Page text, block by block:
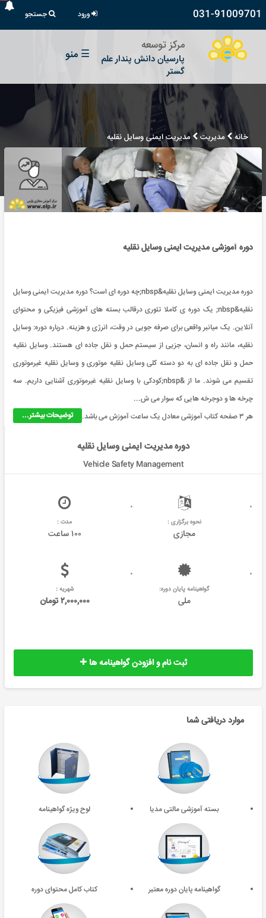
031-91009701 ورود جستجو
مرکز توسعه
پارسیان دانش پندار علم
گستر
☰ منو
خانه مدیریت مدیریت ایمنی وسایل نقلیه
دوره آموزشی مدیریت ایمنی وسایل نقلیه
دوره مدیریت ایمنی وسایل نقلیه&nbsp;چه دوره ای است؟ دوره مدیریت ایمنی وسایل
نقلیه&nbsp; یک دوره ی کاملا تئوری درقالب بسته های آموزشی فیزیکی و محتوای
آنلاین. یک میانبر واقعی برای صرفه جویی در وقت، انرژی و هزینه. درباره دوره: وسایل
نقلیه، مانند راه و انسان، جزیی از سیستم حمل و نقل جاده ای هستند. وسایل نقلیه
حمل و نقل جاده ای به دو دسته کلی وسایل نقلیه موتوری و وسایل نقلیه غیرموتوری
تقسیم می شوند. ما از &nbsp;کودکی با وسایل نقلیه غیرموتوری آشنایی داریم. سه
چرخه ها و دوجرخه هایی که سوار می ش...
توضیحات بیشتر...
هر ۳ صفحه کتاب آموزشی معادل یک ساعت آموزش می باشد.
دوره مدیریت ایمنی وسایل نقلیه
Vehicle Safety Management
نحوه برگزاری :
مجازی
مدت :
۱۰۰ ساعت
گواهینامه پایان دوره:
ملی
شهریه :
۲,۰۰۰,۰۰۰ تومان
ثبت نام و افزودن گواهینامه ها
موارد دریافتی شما
بسته آموزشی مالتی مدیا لوح ویژه گواهینامه
گواهینامه پایان دوره معتبر کتاب کامل محتوای دوره